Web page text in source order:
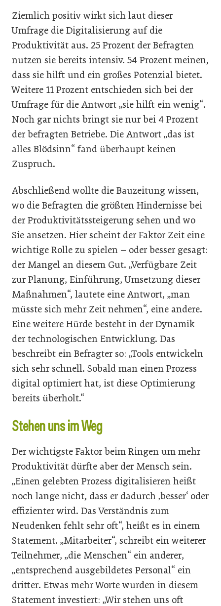
Ziemlich positiv wirkt sich laut dieser
Umfrage die Digitalisierung auf die
Produktivität aus. 25 Prozent der Befragten
nutzen sie bereits intensiv. 54 Prozent meinen,
dass sie hilft und ein großes Potenzial bietet.
Weitere 11 Prozent entschieden sich bei der
Umfrage für die Antwort „sie hilft ein wenig“.
Noch gar nichts bringt sie nur bei 4 Prozent
der befragten Betriebe. Die Antwort „das ist
alles Blödsinn“ fand überhaupt keinen
Zuspruch.
Abschließend wollte die Bauzeitung wissen,
wo die Befragten die größten Hindernisse bei
der Produktivitätssteigerung sehen und wo
Sie ansetzen. Hier scheint der Faktor Zeit eine
wichtige Rolle zu spielen – oder besser gesagt:
der Mangel an diesem Gut. „Verfügbare Zeit
zur Planung, Einführung, Umsetzung dieser
Maßnahmen“, lautete eine Antwort, „man
müsste sich mehr Zeit nehmen“, eine andere.
Eine weitere Hürde besteht in der Dynamik
der technologischen Entwicklung. Das
beschreibt ein Befragter so: „Tools entwickeln
sich sehr schnell. Sobald man einen Prozess
digital optimiert hat, ist diese Optimierung
bereits überholt.“
Stehen uns im Weg
Der wichtigste Faktor beim Ringen um mehr
Produktivität dürfte aber der Mensch sein.
„Einen gelebten Prozess digitalisieren heißt
noch lange nicht, dass er dadurch ‚besser‘ oder
effizienter wird. Das Verständnis zum
Neudenken fehlt sehr oft“, heißt es in einem
Statement. „Mitarbeiter“, schreibt ein weiterer
Teilnehmer, „die Menschen“ ein anderer,
„entsprechend ausgebildetes Personal“ ein
dritter. Etwas mehr Worte wurden in diesem
Statement investiert: „Wir stehen uns oft